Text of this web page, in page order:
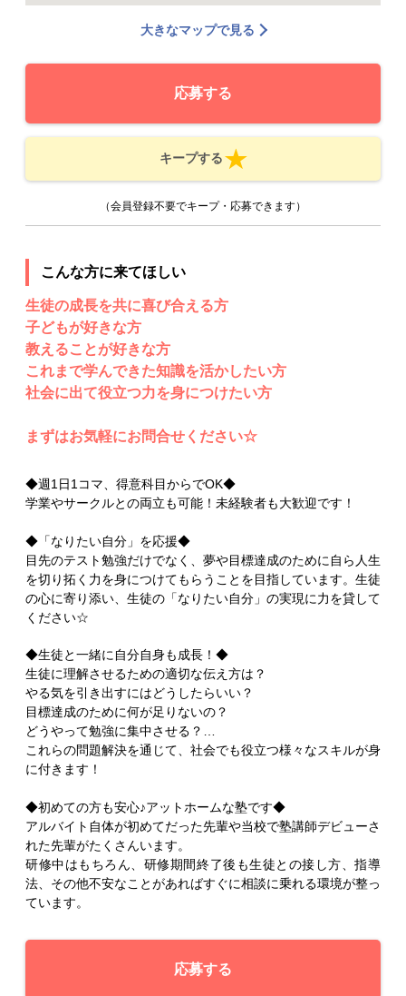
大きなマップで見る
応募する
キープする
（会員登録不要でキープ・応募できます）
こんな方に来てほしい
生徒の成長を共に喜び合える方
子どもが好きな方
教えることが好きな方
これまで学んできた知識を活かしたい方
社会に出て役立つ力を身につけたい方
まずはお気軽にお問合せください☆
◆週1日1コマ、得意科目からでOK◆
学業やサークルとの両立も可能！未経験者も大歓迎です！
◆「なりたい自分」を応援◆
目先のテスト勉強だけでなく、夢や目標達成のために自ら人生
を切り拓く力を身につけてもらうことを目指しています。生徒
の心に寄り添い、生徒の「なりたい自分」の実現に力を貸して
ください☆
◆生徒と一緒に自分自身も成長！◆
生徒に理解させるための適切な伝え方は？
やる気を引き出すにはどうしたらいい？
目標達成のために何が足りないの？
どうやって勉強に集中させる？…
これらの問題解決を通じて、社会でも役立つ様々なスキルが身
に付きます！
◆初めての方も安心♪アットホームな塾です◆
アルバイト自体が初めてだった先輩や当校で塾講師デビューさ
れた先輩がたくさんいます。
研修中はもちろん、研修期間終了後も生徒との接し方、指導
法、その他不安なことがあればすぐに相談に乗れる環境が整っ
ています。
応募する